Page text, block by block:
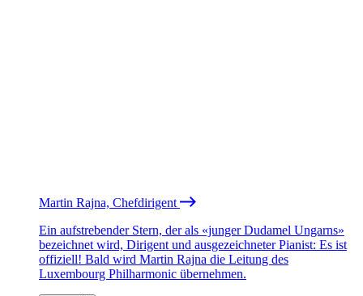
Martin Rajna, Chefdirigent
Ein aufstrebender Stern, der als «junger Dudamel Ungarns»
bezeichnet wird, Dirigent und ausgezeichneter Pianist: Es ist
offiziell! Bald wird Martin Rajna die Leitung des
Luxembourg Philharmonic übernehmen.